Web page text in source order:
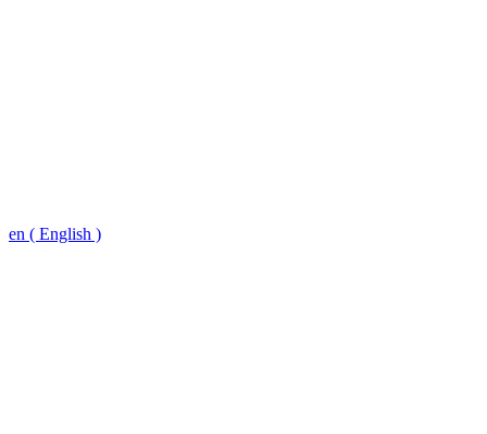
en ( English )